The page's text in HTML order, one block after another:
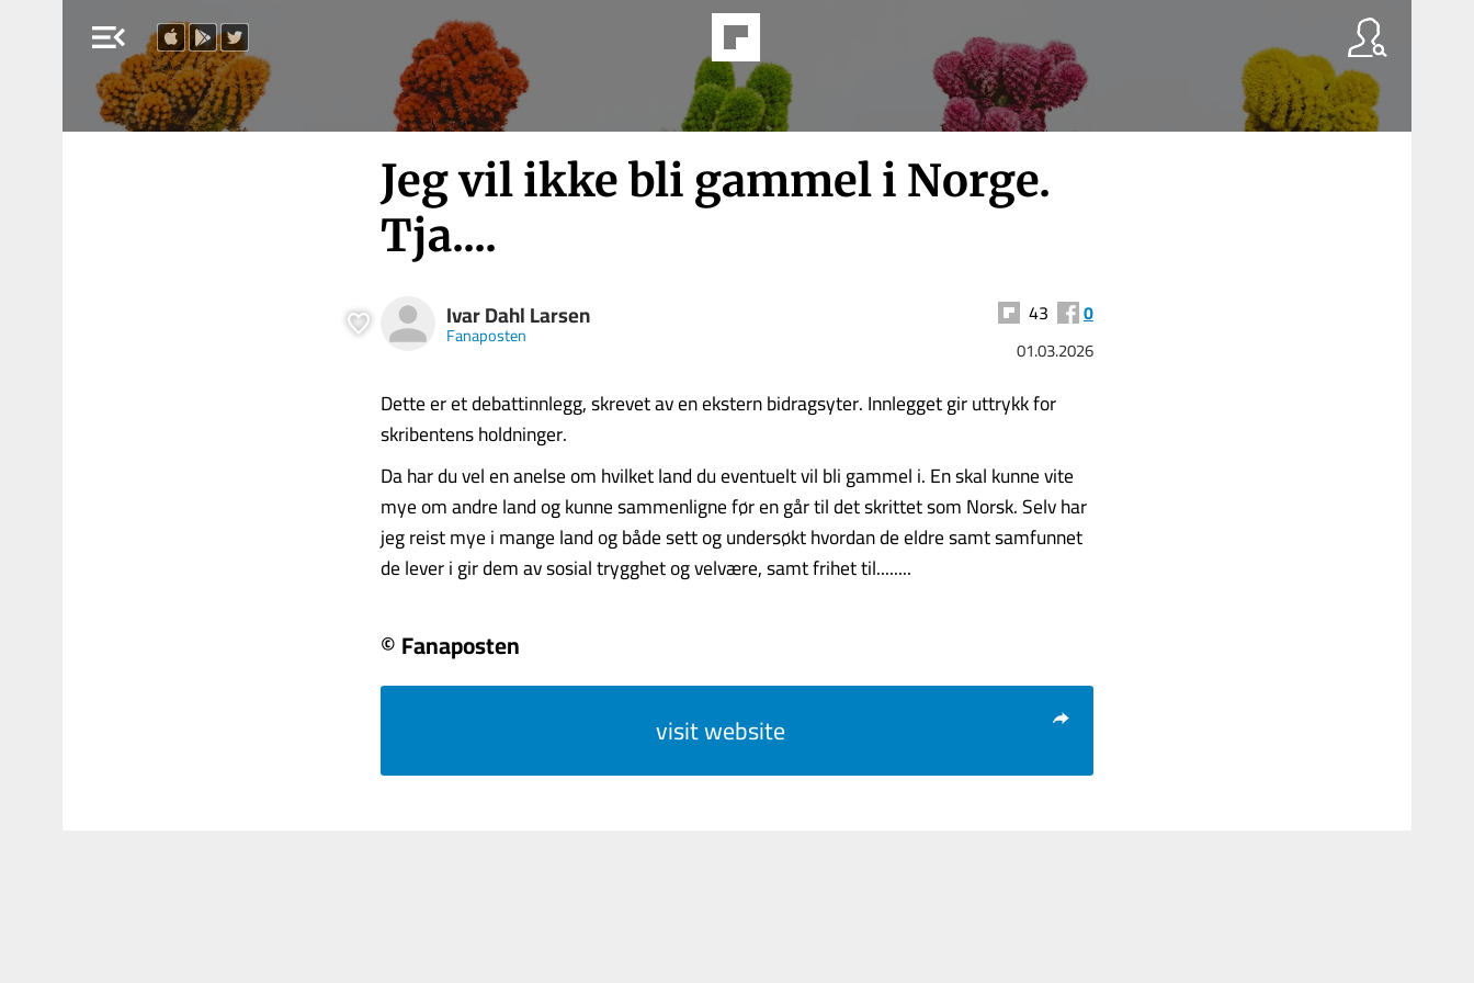
menu_open
Jeg vil ikke bli gammel i Norge.
Tja....
Ivar Dahl Larsen
Fanaposten
43 0
01.03.2026
Dette er et debattinnlegg, skrevet av en ekstern bidragsyter. Innlegget gir uttrykk for
skribentens holdninger.
Da har du vel en anelse om hvilket land du eventuelt vil bli gammel i. En skal kunne vite
mye om andre land og kunne sammenligne før en går til det skrittet som Norsk. Selv har
jeg reist mye i mange land og både sett og undersøkt hvordan de eldre samt samfunnet
de lever i gir dem av sosial trygghet og velvære, samt frihet til........
© Fanaposten
visit website